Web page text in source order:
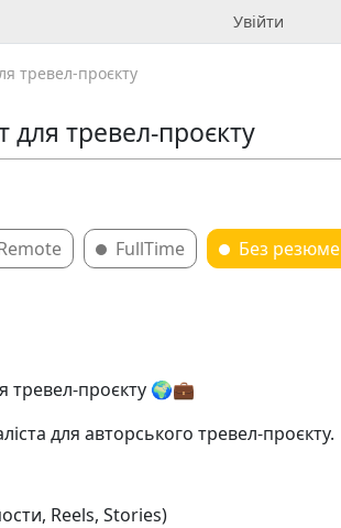
Увійти
тревел-проєкту
для тревел-проєкту
FullTime Без резюме
тревел-проєкту ️🌍💼
для авторського тревел-проєкту.
Reels, Stories)